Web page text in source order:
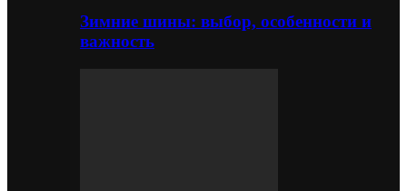
Зимние шины: выбор, особенности и
важность